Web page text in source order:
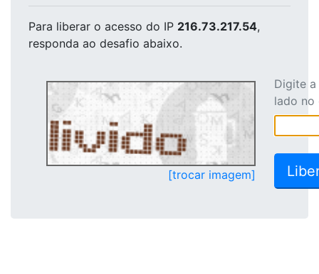
Para liberar o acesso do IP 216.73.217.54,
responda ao desafio abaixo.
[trocar imagem]
Digite
lado no